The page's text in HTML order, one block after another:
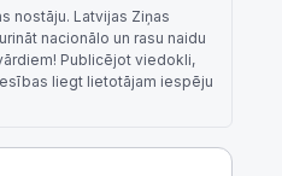
nostāju. Latvijas Ziņas
nacionālo un rasu naidu
Publicējot viedokli,
liegt lietotājam iespēju